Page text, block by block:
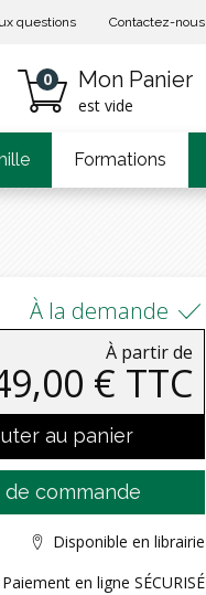
questions Contactez-nous
0 Mon Panier
est vide
Formations
À la demande
À partir de
€ TTC
au panier
de commande
Disponible en librairie
Paiement en ligne SÉCURISÉ